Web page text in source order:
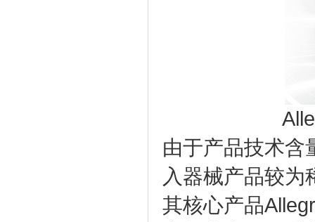
由于产品技术含
入器械产品较
其核心产品